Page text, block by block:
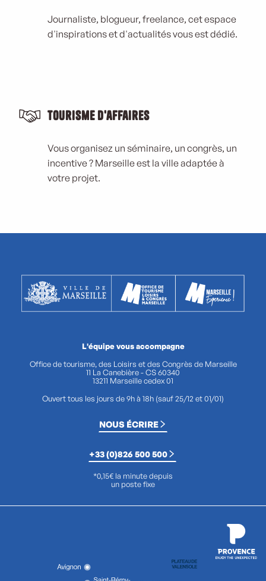
Journaliste, blogueur, freelance, cet espace
d'inspirations et d'actualités vous est dédié.
Tourisme d'affaires
Vous organisez un séminaire, un congrès, un
incentive ? Marseille est la ville adaptée à
votre projet.
L'équipe vous accompagne
Office de tourisme, des Loisirs et des Congrès de Marseille
11 La Canebière - CS 60340
13211 Marseille cedex 01
Ouvert tous les jours de 9h à 18h (sauf 25/12 et 01/01)
NOUS ÉCRIRE
+33 (0)826 500 500
*0,15€ la minute depuis
un poste fixe